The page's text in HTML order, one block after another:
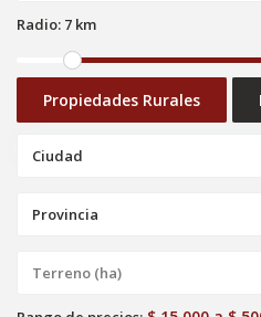
Radio: 7 km
Propiedades Rurales
Ciudad
Provincia